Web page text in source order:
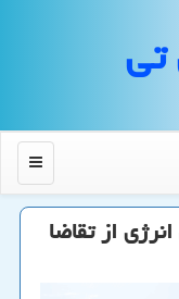
منو
از تقاضا